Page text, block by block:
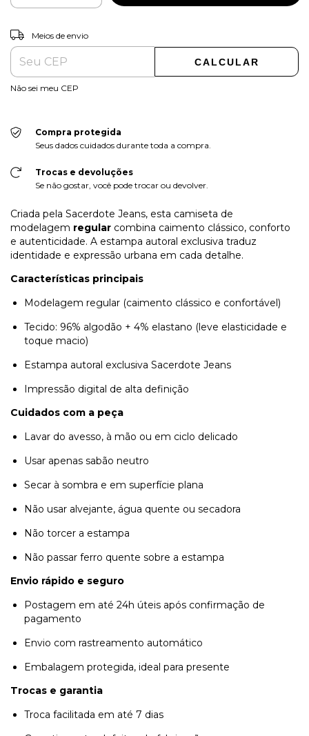
Entregas para o CEP:
Meios de envio
CALCULAR
Não sei meu CEP
Compra protegida
Seus dados cuidados durante toda a compra.
Trocas e devoluções
Se não gostar, você pode trocar ou devolver.
Criada pela Sacerdote Jeans, esta camiseta de
modelagem regular combina caimento clássico, conforto
e autenticidade. A estampa autoral exclusiva traduz
identidade e expressão urbana em cada detalhe.
Características principais
Modelagem regular (caimento clássico e confortável)
Tecido: 96% algodão + 4% elastano (leve elasticidade e
toque macio)
Estampa autoral exclusiva Sacerdote Jeans
Impressão digital de alta definição
Cuidados com a peça
Lavar do avesso, à mão ou em ciclo delicado
Usar apenas sabão neutro
Secar à sombra e em superfície plana
Não usar alvejante, água quente ou secadora
Não torcer a estampa
Não passar ferro quente sobre a estampa
Envio rápido e seguro
Postagem em até 24h úteis após confirmação de
pagamento
Envio com rastreamento automático
Embalagem protegida, ideal para presente
Trocas e garantia
Troca facilitada em até 7 dias